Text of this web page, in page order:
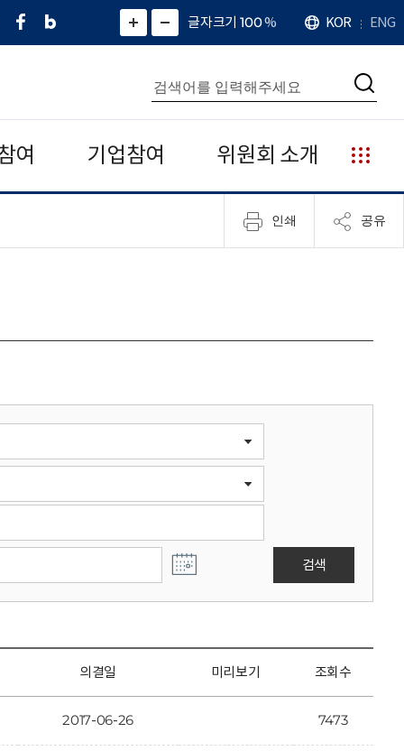
페
네
그
)
화
면
면
소
확
대
치
글자크기 100%
언
어
KOR ENG
통
합
검
색
검
여 기업참여 위원회 소개
누
리
집
안
인쇄 공유
검색
의결일 미리보기 조회수
2017-06-26 7473